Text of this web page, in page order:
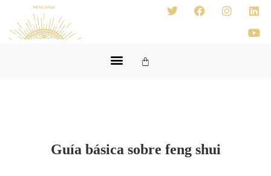
Guía básica sobre feng shui